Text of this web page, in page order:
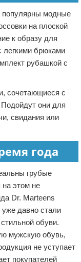
популярны модные
на плоской
к образу для
легкими брюками
рубашкой с
сочетающиеся с
они для
свидания или
года
грубые
на этом не
Dr. Marteens
уже давно стали
обуви.
мужскую обувь,
не уступает
покупателей